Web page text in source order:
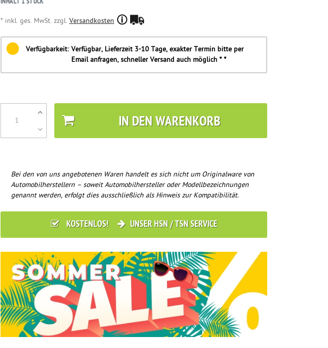
* inkl. ges. MwSt. zzgl. Versandkosten
Verfügbarkeit: Verfügbar, Lieferzeit 3-10 Tage, exakter Termin bitte per
Email anfragen, schneller Versand auch möglich * *
IN DEN WARENKORB
Bei den von uns angebotenen Waren handelt es sich nicht um Originalware von
Automobilherstellern – soweit Automobilhersteller oder Modellbezeichnungen
genannt werden, erfolgt dies ausschließlich als Hinweis zur Kompatibilität.
KOSTENLOS! UNSER HSN / TSN SERVICE